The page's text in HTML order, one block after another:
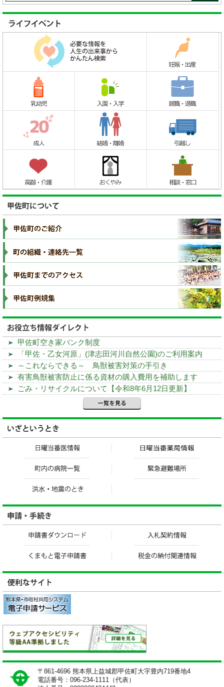
甲佐町空き家バンク制度
「甲佐・乙女河原」(津志田河川自然公園)のご利用案内
～これならできる～ 鳥獣被害対策の手引き
有害鳥獣被害防止に係る資材の購入費用を補助します
ごみ・リサイクルについて【令和8年6月12日更新】
〒861-4696 熊本県上益城郡甲佐町大字豊内719番地4
電話番号：096-234-1111（代表）